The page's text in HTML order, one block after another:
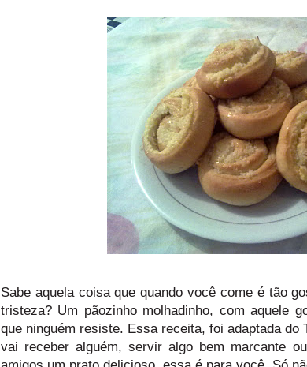
Sabe aquela coisa que quando você come é tão
tristeza? Um pãozinho molhadinho, com aquele
que ninguém resiste. Essa receita, foi adaptada do
vai receber alguém, servir algo bem marcante